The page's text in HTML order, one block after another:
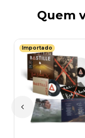
Quem
Importado